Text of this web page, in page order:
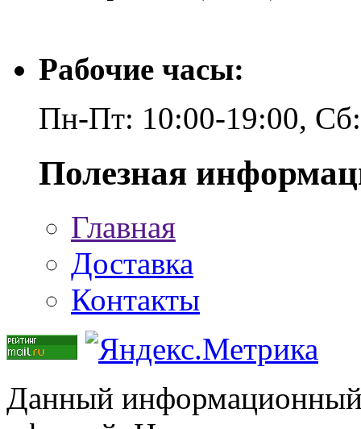
Рабочие часы:
Пн-Пт: 10:00-19:00,
Полезная
Главная
Доставка
Контакты
Данный информационный